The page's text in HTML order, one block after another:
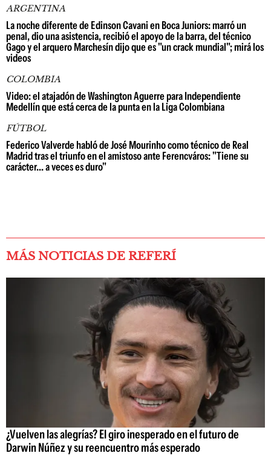
ARGENTINA
La noche diferente de Edinson Cavani en Boca Juniors: marró un
penal, dio una asistencia, recibió el apoyo de la barra, del técnico
Gago y el arquero Marchesín dijo que es "un crack mundial"; mirá los
videos
COLOMBIA
Video: el atajadón de Washington Aguerre para Independiente
Medellín que está cerca de la punta en la Liga Colombiana
FÚTBOL
Federico Valverde habló de José Mourinho como técnico de Real
Madrid tras el triunfo en el amistoso ante Ferencváros: "Tiene su
carácter... a veces es duro"
MÁS NOTICIAS DE REFERÍ
¿Vuelven las alegrías? El giro inesperado en el futuro de
Darwin Núñez y su reencuentro más esperado